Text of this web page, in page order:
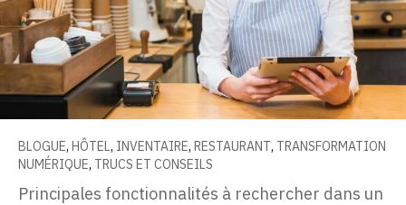
BLOGUE, HÔTEL, INVENTAIRE, RESTAURANT, TRANSFORMATION
NUMÉRIQUE, TRUCS ET CONSEILS
Principales fonctionnalités à rechercher dans un